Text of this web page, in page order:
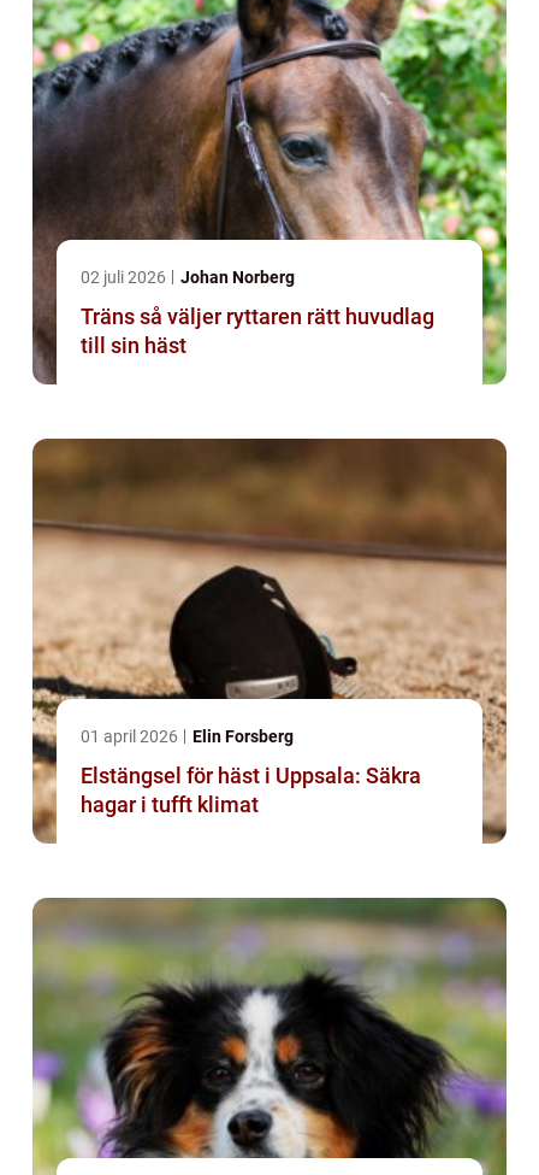
02 juli 2026 Johan Norberg
Träns så väljer ryttaren rätt huvudlag
till sin häst
01 april 2026 Elin Forsberg
Elstängsel för häst i Uppsala: Säkra
hagar i tufft klimat